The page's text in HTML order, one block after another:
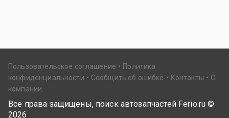
Пользовательское соглашение
Политика
конфиденциальности
Сообщить об ошибке Контакты
О
компании
Все права защищены, поиск автозапчастей Ferio.ru ©
2026